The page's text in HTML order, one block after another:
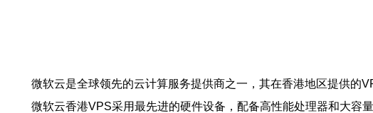
微软云是全球领先的云计算服务提供商之一，其在香港地区提供的
微软云香港VPS采用最先进的硬件设备，配备高性能处理器和大容